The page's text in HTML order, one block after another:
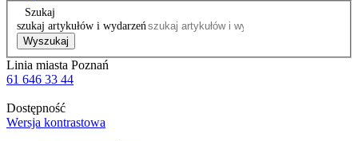
Szukaj
szukaj artykułów i wydarzeń
Wyszukaj
Linia miasta Poznań
61 646 33 44
Dostępność
Wersja kontrastowa